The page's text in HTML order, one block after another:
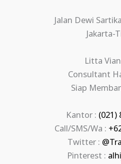
Jalan Dewi
Jakarta-
Litta
Consultant
Siap
Kantor : (021)
Call/SMS/Wa :
Twitter :
Pinterest :